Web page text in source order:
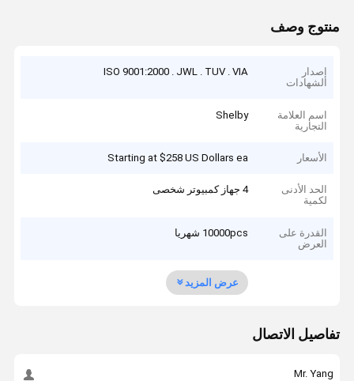
منتوج وصف
إصدار
الشهادات
ISO 9001:2000 . JWL . TUV . VIA
اسم العلامة
التجارية
Shelby
الأسعار Starting at $258 US Dollars ea
الحد الأدنى
لكمية
4 جهاز كمبيوتر شخصى
القدرة على
العرض
10000pcs شهريا
عرض المزيد
تفاصيل الاتصال
Mr. Yang